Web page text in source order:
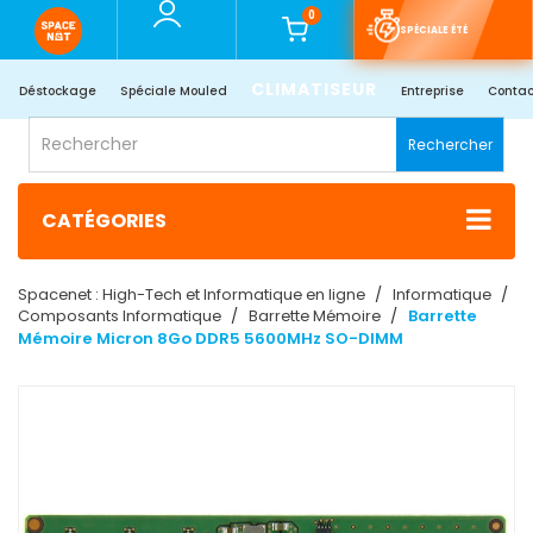
0
SPÉCIALE ÉTÉ
Déstockage Spéciale Mouled CLIMATISEUR Entreprise
Rechercher
CATÉGORIES
Spacenet : High-Tech et Informatique en ligne
Informatique
Composants Informatique
Barrette Mémoire
Barrette
Mémoire Micron 8Go DDR5 5600MHz SO-DIMM